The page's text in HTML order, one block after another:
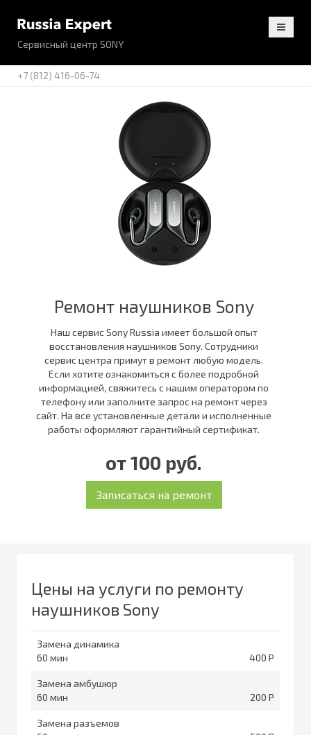
Сервисный центр SONY
+7 (812) 416-06-74
Ремонт наушников Sony
Наш сервис Sony Russia имеет большой опыт
восстановления наушников Sony. Сотрудники
сервис центра примут в ремонт любую модель.
Если хотите ознакомиться с более подробной
информацией, свяжитесь с нашим оператором по
телефону или заполните запрос на ремонт через
сайт. На все установленные детали и исполненные
работы оформляют гарантийный сертификат.
от 100 руб.
Цены на услуги по ремонту
наушников Sony
Замена динамика
60
400
Замена амбушюр
60
200
Замена разъемов